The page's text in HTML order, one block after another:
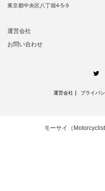
東京都中央区八丁堀4-5-9
運営会社
お問い合わせ
運営会社 プライバ
モーサイ（Motorcyclist